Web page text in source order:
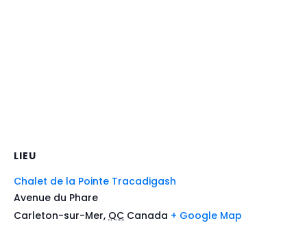
LIEU
Chalet de la Pointe Tracadigash
Avenue du Phare
Carleton-sur-Mer, QC Canada + Google Map